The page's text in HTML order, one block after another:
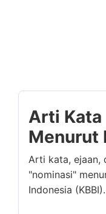
Arti Kata
Menurut
Arti kata, ejaan,
"nominasi"
Indonesia (KBBI).